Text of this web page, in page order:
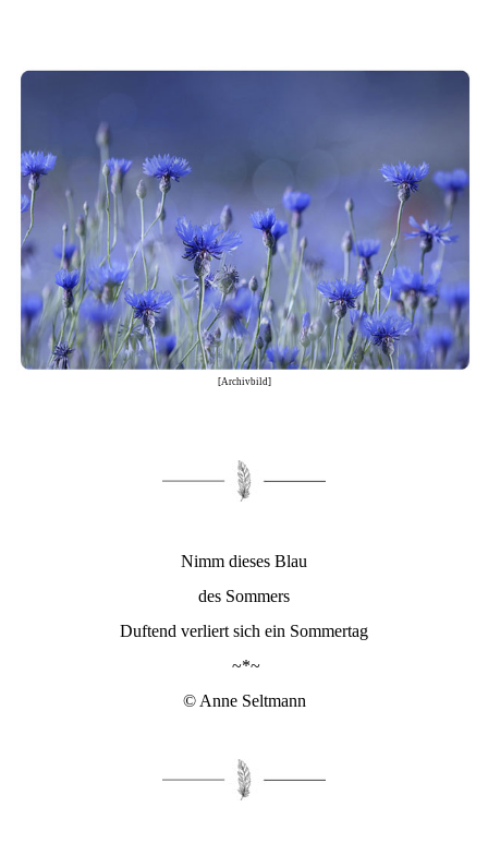
[Archivbild]
Nimm dieses Blau
des Sommers
Duftend verliert sich ein Sommertag
~*~
© Anne Seltmann